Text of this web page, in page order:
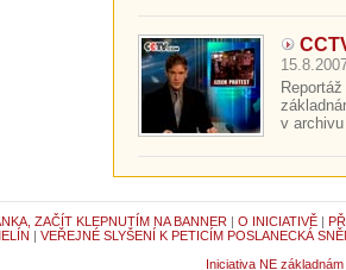
v
ZAČÍT KLEPNUTÍM NA BANNER | O INICIATIVĚ|
| VEŘEJNÉ SLYŠENÍ K PETICÍM POSLANECKÁ
Iniciativa NE základnám